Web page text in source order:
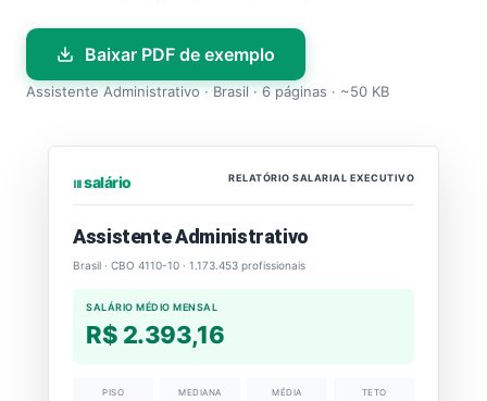
Baixar PDF de exemplo
Assistente Administrativo · Brasil · 6 páginas · ~50 KB
⏐⏐⏐ salário RELATÓRIO SALARIAL EXECUTIVO
Assistente Administrativo
Brasil · CBO 4110-10 · 1.173.453 profissionais
SALÁRIO MÉDIO MENSAL
R$ 2.393,16
PISO MEDIANA MÉDIA TETO